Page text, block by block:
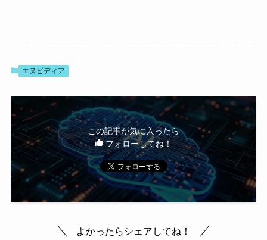
エヌビディア
この記事が気に入ったら
フォローしてね！
よかったらシェアしてね！